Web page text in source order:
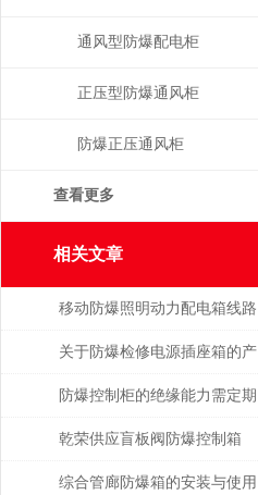
通风型防爆配电柜
正压型防爆通风柜
防爆正压通风柜
查看更多
相关文章
移动防爆照明动力配电箱线路
安装要求
关于防爆检修电源插座箱的产
品特点
防爆控制柜的绝缘能力需定期
进行检查
乾荣供应盲板阀防爆控制箱
综合管廊防爆箱的安装与使用